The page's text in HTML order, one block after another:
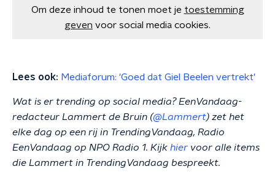
Om deze inhoud te tonen moet je toestemming
geven voor social media cookies.
Lees ook: Mediaforum: 'Goed dat Giel Beelen vertrekt'
Wat is er trending op social media? EenVandaag-
redacteur Lammert de Bruin (@Lammert) zet het
elke dag op een rij in TrendingVandaag, Radio
EenVandaag op NPO Radio 1. Kijk hier voor alle items
die Lammert in TrendingVandaag bespreekt.